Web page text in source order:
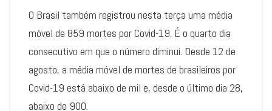
O Brasil também registrou nesta terça uma média
móvel de 859 mortes por Covid-19. É o quarto dia
consecutivo em que o número diminui. Desde 12 de
agosto, a média móvel de mortes de brasileiros por
Covid-19 está abaixo de mil e, desde o último dia 28,
abaixo de 900.